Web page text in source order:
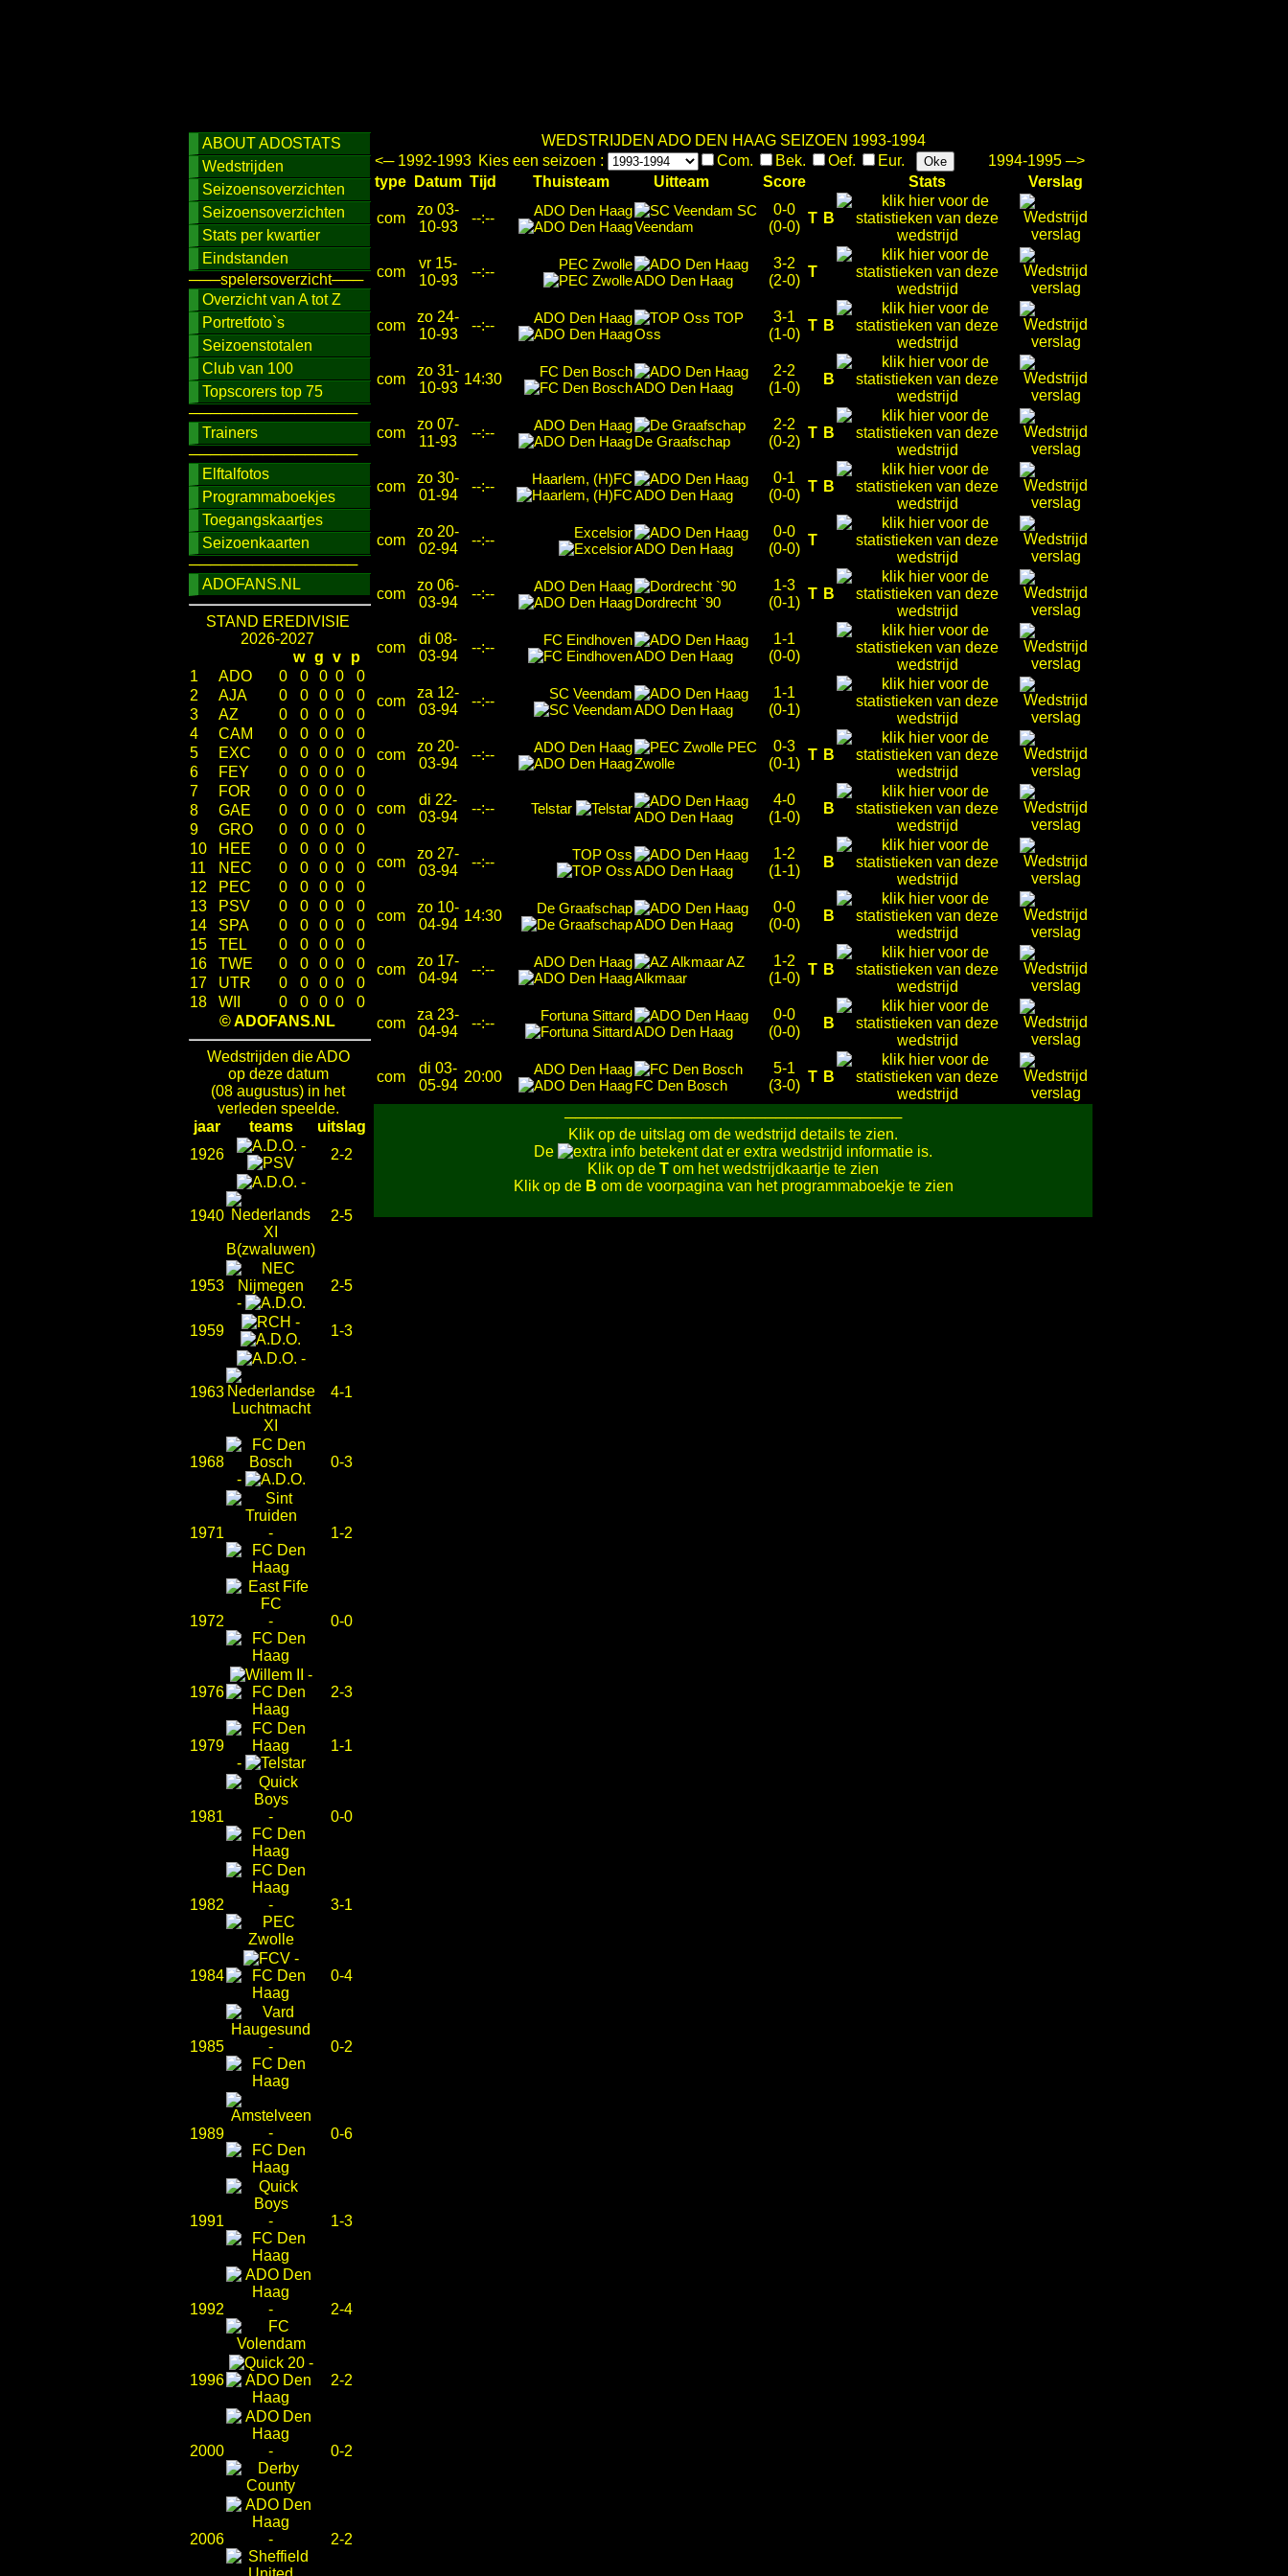
ABOUT ADOSTATS
Wedstrijden
Seizoensoverzichten
Seizoensoverzichten
Stats per kwartier
Eindstanden
───spelersoverzicht───
Overzicht van A tot Z
Portretfoto`s
Seizoenstotalen
Club van 100
Topscorers top 75
────────────────
Trainers
────────────────
Elftalfotos
Programmaboekjes
Toegangskaartjes
Seizoenkaarten
────────────────
ADOFANS.NL
STAND EREDIVISIE
2026-2027
w g v
p
1
ADO 0 0 0 0
0
2
AJA 0 0 0 0
0
3
AZ 0 0 0 0
0
4
CAM 0 0 0 0
0
5
EXC 0 0 0 0
0
6
FEY 0 0 0 0
0
7
FOR 0 0 0 0
0
8
GAE 0 0 0 0
0
9
GRO 0 0 0 0
0
10
HEE 0 0 0 0
0
11
NEC 0 0 0 0
0
12
PEC 0 0 0 0
0
13
PSV 0 0 0 0
0
14
SPA 0 0 0 0
0
15
TEL 0 0 0 0
0
16
TWE 0 0 0 0
0
17
UTR 0 0 0 0
0
18
WII 0 0 0 0
0
© ADOFANS.NL
Wedstrijden die ADO
op deze datum
(08 augustus) in het
verleden speelde.
jaar
teams
uitslag
1926
-
2-2
1940
-
2-5
1953
-
2-5
1959
-
1-3
1963
-
4-1
1968
-
0-3
1971 - 1-2
1972 - 0-0
1976
-
2-3
1979
-
1-1
1981 - 0-0
1982 - 3-1
1984
-
0-4
1985 - 0-2
1989 - 0-6
1991 - 1-3
1992 - 2-4
1996
-
2-2
2000 - 0-2
2006 - 2-2
WEDSTRIJDEN ADO DEN HAAG SEIZOEN 1993-1994
<─ 1992-1993 Kies een seizoen : Com. Bek. Oef. Eur. Oke
1994-1995 ─>
type
Datum Tijd Thuisteam Uitteam Score Stats Verslag
com
zo 03-
10-93
--:-- ADO Den Haag
SC
Veendam
0-0
(0-0)
T B
com
vr 15-
10-93
--:--
PEC Zwolle
ADO Den Haag
3-2
(2-0)
T
com
zo 24-
10-93
--:-- ADO Den Haag
TOP
Oss
3-1
(1-0)
T B
com
zo 31-
10-93
14:30
FC Den Bosch
ADO Den Haag
2-2
(1-0)
B
com
zo 07-
11-93
--:--
ADO Den Haag
De Graafschap
2-2
(0-2)
T B
com
zo 30-
01-94
--:--
Haarlem, (H)FC
ADO Den Haag
0-1
(0-0)
T B
com
zo 20-
02-94
--:--
Excelsior
ADO Den Haag
0-0
(0-0)
T
com
zo 06-
03-94
--:--
ADO Den Haag
Dordrecht `90
1-3
(0-1)
T B
com
di 08-
03-94
--:--
FC Eindhoven
ADO Den Haag
1-1
(0-0)
com
za 12-
03-94
--:--
SC Veendam
ADO Den Haag
1-1
(0-1)
com
zo 20-
03-94
--:-- ADO Den Haag
PEC
Zwolle
0-3
(0-1)
T B
com
di 22-
03-94
--:-- Telstar
ADO Den Haag
4-0
(1-0)
B
com
zo 27-
03-94
--:--
TOP Oss
ADO Den Haag
1-2
(1-1)
B
com
zo 10-
04-94
14:30
De Graafschap
ADO Den Haag
0-0
(0-0)
B
com
zo 17-
04-94
--:-- ADO Den Haag
AZ
Alkmaar
1-2
(1-0)
T B
com
za 23-
04-94
--:--
Fortuna Sittard
ADO Den Haag
0-0
(0-0)
B
com
di 03-
05-94
20:00
ADO Den Haag
FC Den Bosch
5-1
(3-0)
T B
────────────────────────────────
Klik op de uitslag om de wedstrijd details te zien.
De
betekent dat er extra wedstrijd informatie is.
Klik op de T om het wedstrijdkaartje te zien
Klik op de B om de voorpagina van het programmaboekje te zien